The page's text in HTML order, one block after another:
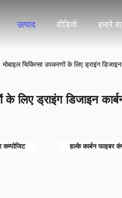
उत्पाद वीडियो हमारे
मोबाइल चिकित्सा उपकरणों के लिए ड्राइंग डिजाइन
के लिए ड्राइंग डिजाइन
कम्पोजिट
हल्के कार्बन फाइबर